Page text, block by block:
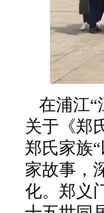
在浦江“
关于《郑
郑氏家族
家故事，
化。郑义